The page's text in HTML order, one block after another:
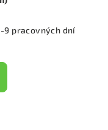
9 pracovných dní